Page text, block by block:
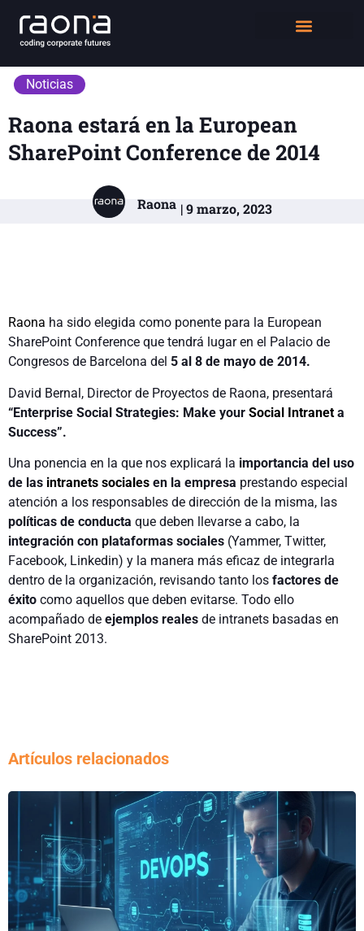
Noticias
Raona estará en la European
SharePoint Conference de 2014
Raona | 9 marzo, 2023
Raona ha sido elegida como ponente para la European
SharePoint Conference que tendrá lugar en el Palacio de
Congresos de Barcelona del 5 al 8 de mayo de 2014.
David Bernal, Director de Proyectos de Raona, presentará
“Enterprise Social Strategies: Make your Social Intranet a
Success”.
Una ponencia en la que nos explicará la importancia del uso
de las intranets sociales en la empresa prestando especial
atención a los responsables de dirección de la misma, las
políticas de conducta que deben llevarse a cabo, la
integración con plataformas sociales (Yammer, Twitter,
Facebook, Linkedin) y la manera más eficaz de integrarla
dentro de la organización, revisando tanto los factores de
éxito como aquellos que deben evitarse. Todo ello
acompañado de ejemplos reales de intranets basadas en
SharePoint 2013.
Artículos relacionados